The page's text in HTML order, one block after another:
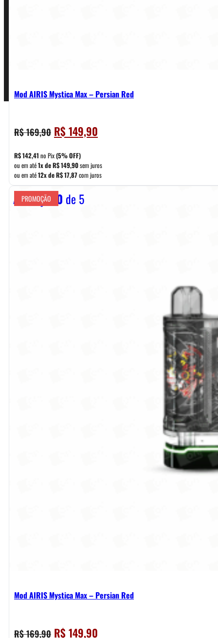
Mod AIRIS Mystica Max – Persian Red
R$169,90 O
preço
original
era:
R$ 169,90.
R$149,90
preço
é:
R$ 149,90.
R$142,41 no Pix(5% OFF)
ou em até1x deR$149,90sem juros
ou em até12x deR$17,87com juros
Avaliação 0 de 5
PROMOÇÃO
Mod AIRIS Mystica Max – Persian Red
R$169,90 O
R$149,90